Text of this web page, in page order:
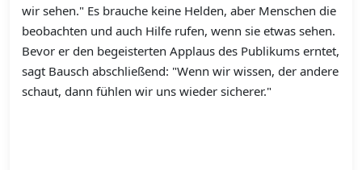
wir sehen." Es brauche keine Helden, aber Menschen die
beobachten und auch Hilfe rufen, wenn sie etwas sehen.
Bevor er den begeisterten Applaus des Publikums erntet,
sagt Bausch abschließend: "Wenn wir wissen, der andere
schaut, dann fühlen wir uns wieder sicherer."